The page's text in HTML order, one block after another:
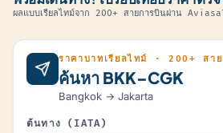
ผลแบบเรียลไทม์จาก 200+ สายการบินผ่าน
ราคาบาทเรียลไทม์ · 200+ สาย
ค้นหา BKK–CGK
Bangkok → Jakarta
ต้นทาง (IATA)